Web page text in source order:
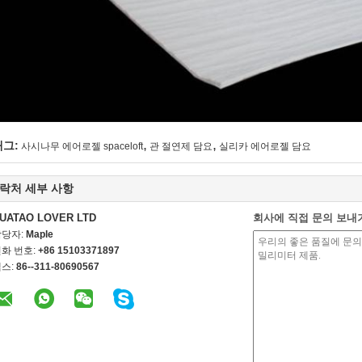
그: 사시나무 에어로젤 spaceloft, 관 절연제 담요 , 실리카 에어로젤 담요
처 세부 사항
LOVER LTD
당자: Maple
화 번호: +86 15103371897
: 86--311-80690567
회사에 직접 문의 보내